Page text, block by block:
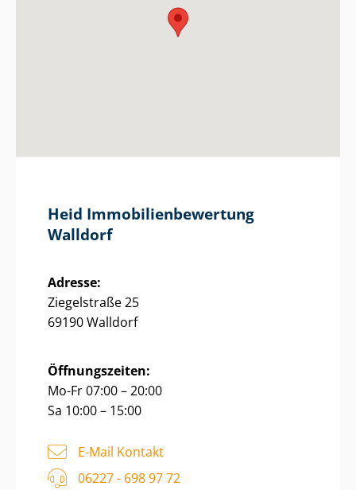
Heid Im­mo­bi­li­en­be­wer­tung
Walldorf
Adresse:
Ziegelstraße 25
69190 Walldorf
Öffnungszeiten:
Mo-Fr 07:00 – 20:00
Sa 10:00 – 15:00
E-Mail Kontakt
06227 - 698 97 72